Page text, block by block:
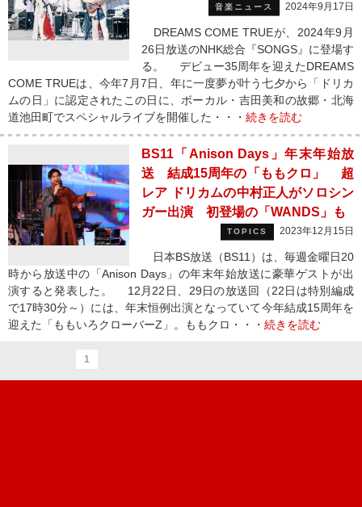
音楽ニュース 2024年9月17日
DREAMS COME TRUEが、2024年9月
26日放送のNHK総合『SONGS』に登場す
る。 デビュー35周年を迎えたDREAMS
COME TRUEは、今年7月7日、年に一度夢が叶う七夕から「ドリカ
ムの日」に認定されたこの日に、ボーカル・吉田美和の故郷・北海
道池田町でスペシャルライブを開催した・・・ 続きを読む
BS11「Anison Days」年末年始放
送 結成15周年の「ももクロ」 超
レア ドリカムの中村正人がソロシン
ガー出演 初登場の「WANDS」も
TOPICS 2023年12月15日
日本BS放送（BS11）は、毎週金曜日20
時から放送中の「Anison Days」の年末年始放送に豪華ゲストが出
演すると発表した。 12月22日、29日の放送回（22日は特別編成
で17時30分～）には、年末恒例出演となっていて今年結成15周年を
迎えた「ももいろクローバーZ」。ももクロ・・・ 続きを読む
1